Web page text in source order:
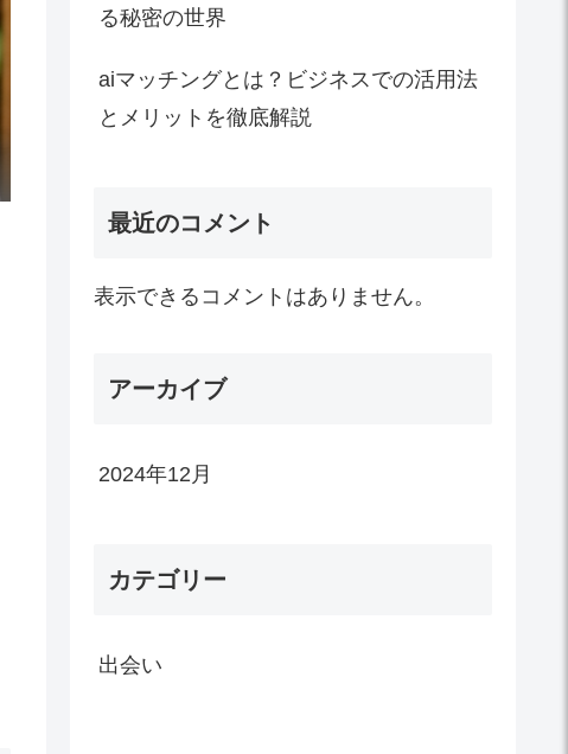
る秘密の世界
aiマッチングとは？ビジネスでの活用法
とメリットを徹底解説
最近のコメント
表示できるコメントはありません。
アーカイブ
2024年12月
カテゴリー
出会い